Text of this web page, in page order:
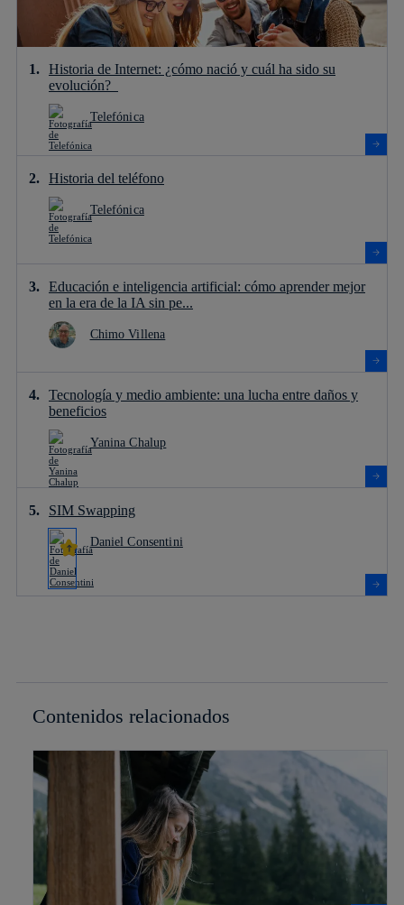
Historia de Internet: ¿cómo nació y cuál ha sido su
evolución?
Telefónica
Historia del teléfono
Telefónica
Educación e inteligencia artificial: cómo aprender mejor
en la era de la IA sin pe...
Chimo Villena
Tecnología y medio ambiente: una lucha entre daños y
beneficios
Yanina Chalup
SIM Swapping
Daniel Consentini
Contenidos relacionados